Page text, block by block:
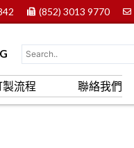
(852) 3013 9770
製流程 聯絡我們